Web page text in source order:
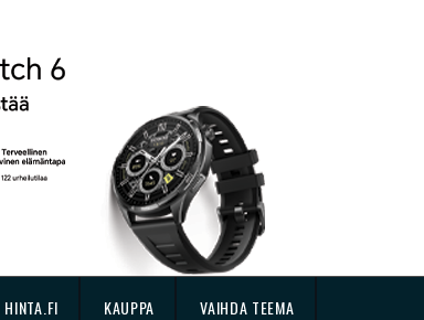
HINTA.FI KAUPPA VAIHDA TEEMA